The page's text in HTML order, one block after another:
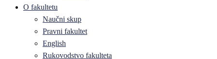
O fakultetu
Naučni skup
Pravni fakultet
English
Rukovodstvo fakulteta